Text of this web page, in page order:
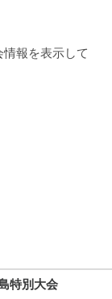
報を表示して
特別大会